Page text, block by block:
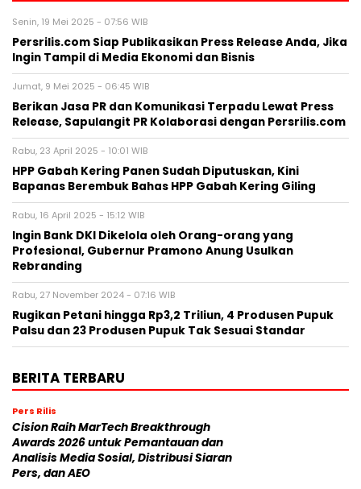
Senin, 19 Mei 2025 - 07:56 WIB
Persrilis.com Siap Publikasikan Press Release Anda, Jika
Ingin Tampil di Media Ekonomi dan Bisnis
Jumat, 9 Mei 2025 - 06:45 WIB
Berikan Jasa PR dan Komunikasi Terpadu Lewat Press
Release, Sapulangit PR Kolaborasi dengan Persrilis.com
Rabu, 23 April 2025 - 10:01 WIB
HPP Gabah Kering Panen Sudah Diputuskan, Kini
Bapanas Berembuk Bahas HPP Gabah Kering Giling
Rabu, 16 April 2025 - 15:12 WIB
Ingin Bank DKI Dikelola oleh Orang-orang yang
Profesional, Gubernur Pramono Anung Usulkan
Rebranding
Rabu, 27 November 2024 - 07:16 WIB
Rugikan Petani hingga Rp3,2 Triliun, 4 Produsen Pupuk
Palsu dan 23 Produsen Pupuk Tak Sesuai Standar
BERITA TERBARU
Pers Rilis
Cision Raih MarTech Breakthrough
Awards 2026 untuk Pemantauan dan
Analisis Media Sosial, Distribusi Siaran
Pers, dan AEO